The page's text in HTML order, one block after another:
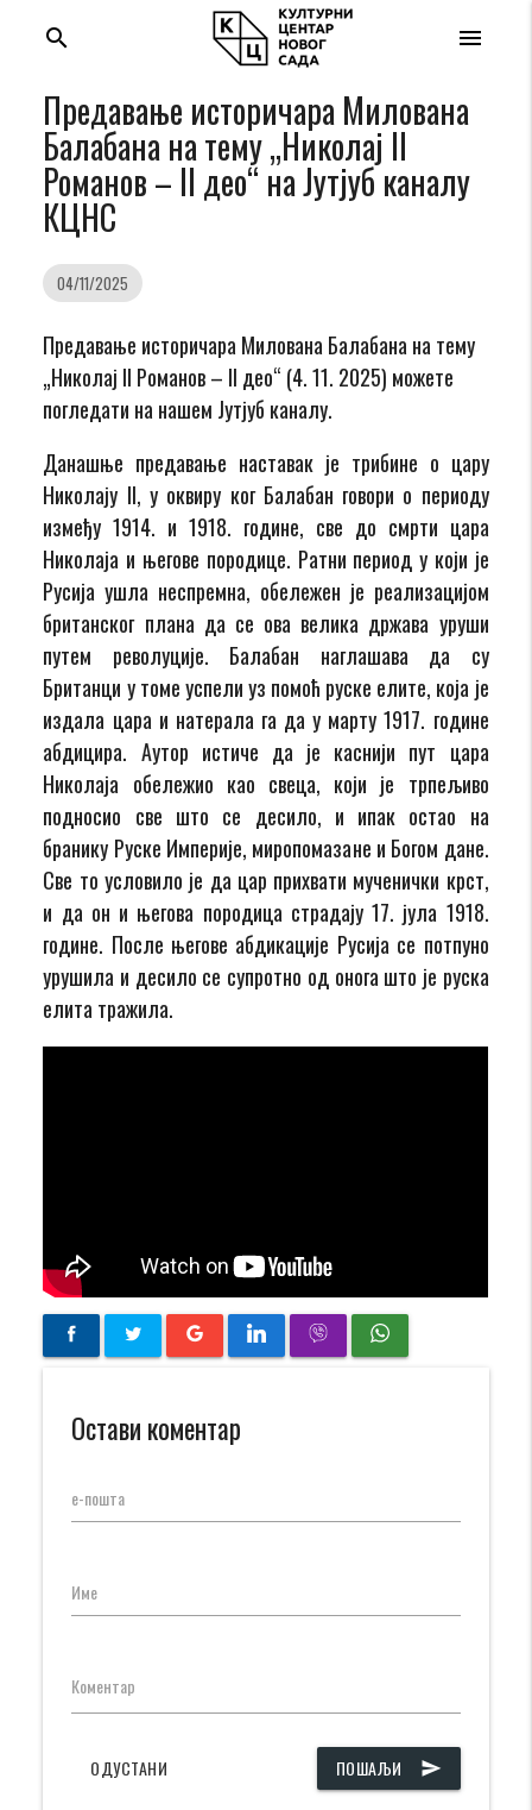
menu
search
Предавање историчара Милована
Балабана на тему „Николај II
Романов – II део“ на Јутјуб каналу
КЦНС
04/11/2025
Предавање историчара Милована Балабана на тему
„Николај II Романов – II део“ (4. 11. 2025) можете
погледати на нашем Јутјуб каналу.
Данашње предавање наставак је трибине о цару
Николају II, у оквиру ког Балабан говори о периоду
између 1914. и 1918. године, све до смрти цара
Николаја и његове породице. Ратни период у који је
Русија ушла неспремна, обележен је реализацијом
британског плана да се ова велика држава уруши
путем револуције. Балабан наглашава да су
Британци у томе успели уз помоћ руске елите, која је
издала цара и натерала га да у марту 1917. године
абдицира. Аутор истиче да је каснији пут цара
Николаја обележио као свеца, који је трпељиво
подносио све што се десило, и ипак остао на
бранику Руске Империје, миропомазане и Богом дане.
Све то условило је да цар прихвати мученички крст,
и да он и његова породица страдају 17. јула 1918.
године. После његове абдикације Русија се потпуно
урушила и десило се супротно од онога што је руска
елита тражила.
Остави коментар
е-пошта
Име
Коментар
ПОШАЉИ send
ОДУСТАНИ